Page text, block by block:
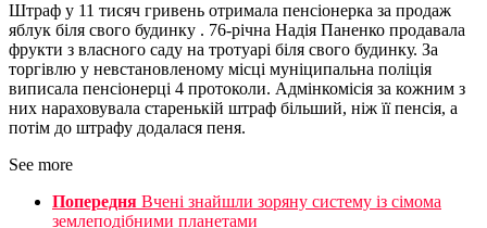
Штраф у 11 тисяч гривень отримала пенсіонерка за продаж
яблук біля свого будинку . 76-річна Надія Паненко продавала
фрукти з власного саду на тротуарі біля свого будинку. За
торгівлю у невстановленому місці муніципальна поліція
виписала пенсіонерці 4 протоколи. Адмінкомісія за кожним з
них нараховувала старенькій штраф більший, ніж її пенсія, а
потім до штрафу додалася пеня.
See more
Попередня Вчені знайшли зоряну систему із сімома
землеподібними планетами